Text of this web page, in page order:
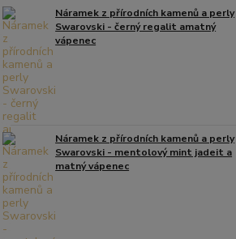
Náramek z přírodních kamenů a perly
Swarovski - černý regalit amatný
vápenec
Náramek z přírodních kamenů a perly
Swarovski - mentolový mint jadeit a
matný vápenec